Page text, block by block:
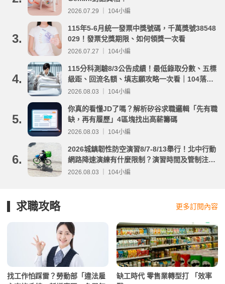
2026.07.29 ｜ 104小編
3.
115年5-6月統一發票中獎號碼，千萬獎號38548
029！發票兌獎期限、如何領獎一次看
2026.07.27 ｜ 104小編
4.
115分科測驗8/3公告成績！最低錄取分數、五標
級距、回流名額、填志願攻略一次看｜104落點
分析
2026.08.03 ｜ 104小編
5.
你真的看懂JD了嗎？解析矽谷求職邏輯「先有職
缺，再有履歷」4區塊找出高薪籌碼
2026.08.03 ｜ 104小編
6.
2026城鎮韌性防空演習8/7-8/13舉行！北中行動
網路降速演練有什麼限制？演習時間及管制注意
事項整理
2026.08.03 ｜ 104小編
求職攻略 更多訂閱內容
找工作怕踩雷？勞動部「違法雇
缺工時代 零售業轉型打 「效率